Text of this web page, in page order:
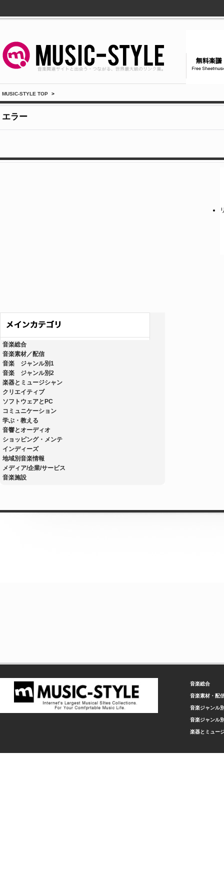
MUSIC-STYLE TOP >
エラー
音楽総合
音楽素材／配信
音楽 ジャンル別1
音楽 ジャンル別2
楽器とミュージシャン
クリエイティブ
ソフトウェアとPC
コミュニケーション
学ぶ・教える
音響とオーディオ
ショッピング・メンテ
インディーズ
地域別音楽情報
メディア/企業/サービス
音楽施設
音楽総合
音楽素材・配
音楽ジャンル
音楽ジャンル
楽器とミュー